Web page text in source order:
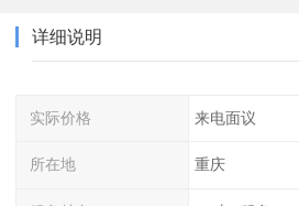
详细说明
实际价格 来电面议
所在地 重庆